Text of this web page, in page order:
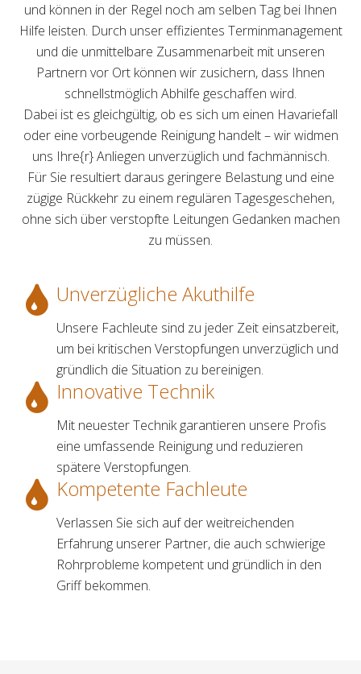
und können in der Regel noch am selben Tag bei Ihnen
Hilfe leisten. Durch unser effizientes Terminmanagement
und die unmittelbare Zusammenarbeit mit unseren
Partnern vor Ort können wir zusichern, dass Ihnen
schnellstmöglich Abhilfe geschaffen wird.
Dabei ist es gleichgültig, ob es sich um einen Havariefall
oder eine vorbeugende Reinigung handelt – wir widmen
uns Ihre{r} Anliegen unverzüglich und fachmännisch.
Für Sie resultiert daraus geringere Belastung und eine
zügige Rückkehr zu einem regulären Tagesgeschehen,
ohne sich über verstopfte Leitungen Gedanken machen
zu müssen.
Unverzügliche Akuthilfe
Unsere Fachleute sind zu jeder Zeit einsatzbereit,
um bei kritischen Verstopfungen unverzüglich und
gründlich die Situation zu bereinigen.
Innovative Technik
Mit neuester Technik garantieren unsere Profis
eine umfassende Reinigung und reduzieren
spätere Verstopfungen.
Kompetente Fachleute
Verlassen Sie sich auf der weitreichenden
Erfahrung unserer Partner, die auch schwierige
Rohrprobleme kompetent und gründlich in den
Griff bekommen.